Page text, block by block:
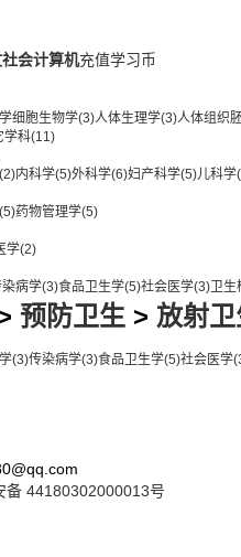
社会计算机充值学习币
细胞生物学(3)人体生理学(3)人体组织
学科(11)
(2)内科学(5)外科学(6)妇产科学(5)儿科学
(5)药物管理学(5)
学(2)
病学(3)食品卫生学(5)社会医学(3) 卫
预防卫生 > 放射
(3)传染病学(3)食品卫生学(5)社会医学
备 44180302000013号